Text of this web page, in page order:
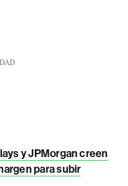
y JPMorgan creen
para subir